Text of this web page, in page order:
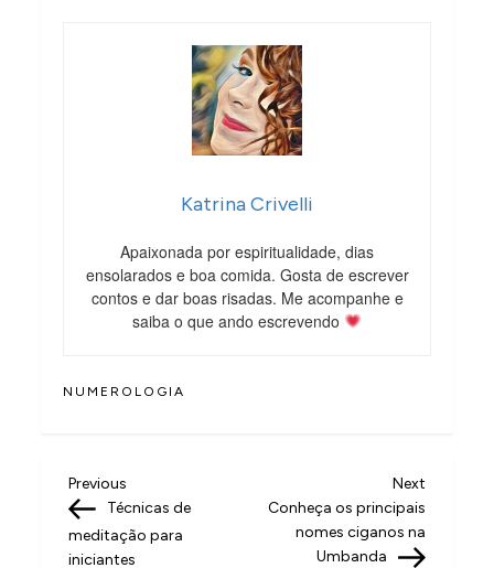
Katrina Crivelli
Apaixonada por espiritualidade, dias
ensolarados e boa comida. Gosta de escrever
contos e dar boas risadas. Me acompanhe e
saiba o que ando escrevendo
NUMEROLOGIA
N
a
Previous
Post
Previous
Técnicas de
meditação para
iniciantes
Next
Post
Next
Conheça os principais
nomes ciganos na
Umbanda